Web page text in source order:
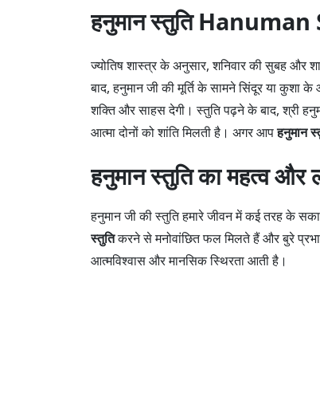
हनुमान स्तुति
ज्योतिष शास्त्र के अनुसार, शनिवार की सुबह और
बाद, हनुमान जी की मूर्ति के सामने सिंदूर या
शक्ति और साहस देगी। स्तुति पढ़ने के बाद, श्री
आत्मा दोनों को शांति मिलती है। अगर आपहनुमान
हनुमान स्तुति का महत्व और
हनुमान जी की स्तुति हमारे जीवन में कई तरह के
स्तुतिकरने से मनोवांछित फल मिलते हैं और बुरे
आत्मविश्वास और मानसिक स्थिरता आती है।